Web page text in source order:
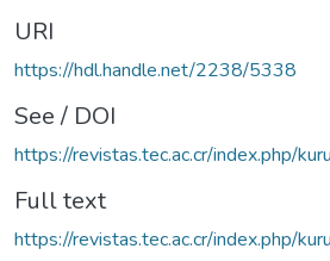
URI
https://hdl.handle.net/2238/5338
See / DOI
https://revistas.tec.ac.cr/index.php/
Full text
https://revistas.tec.ac.cr/index.php/